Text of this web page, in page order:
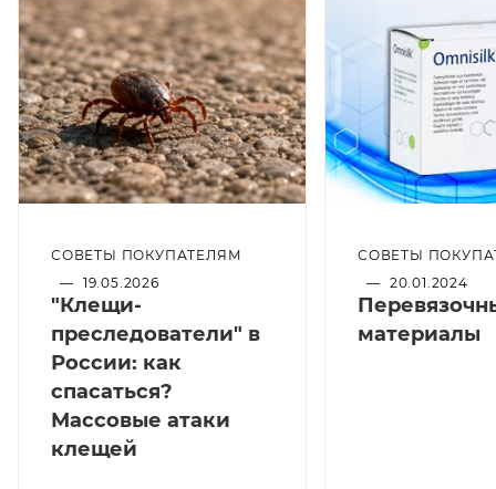
СОВЕТЫ ПОКУПАТЕЛЯМ
— 19.05.2026
"Клещи-
преследователи" в
России: как
спасаться?
Массовые атаки
клещей
СОВЕТЫ
— 20.01.2024
материалы